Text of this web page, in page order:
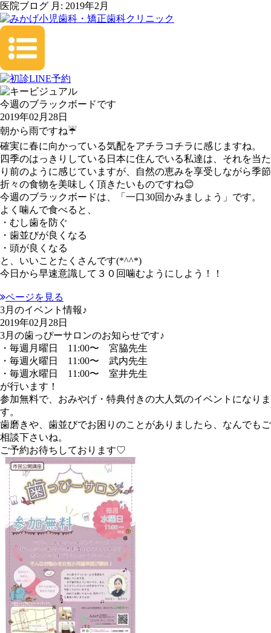
医院ブログ 月: 2019年2月
今週のブラックボードです
2019年02月28日
朝から雨ですね☔
確実に春に向かっている気配をアチラコチラに感じますね。
四季のはっきりしている日本に住んでいる私達は、それを当た
り前のように感じていますが、自然の恵みを享受しながら季節
折々の食物を美味しく頂きたいものですね😊
今週のブラックボードは、「一口30回かみましょう」です。
よく噛んで食べると、
・むし歯を防ぐ
・歯並びが良くなる
・頭が良くなる
と、いいことたくさんです(*^^*)
今日から早速意識して３０回噛むようにしよう！！
ページを見る
3月のイベント情報♪
2019年02月28日
3月の歯っぴーサロンのお知らせです♪
・毎週月曜日 11:00〜 宮脇先生
・毎週火曜日 11:00〜 武内先生
・毎週水曜日 11:00〜 室井先生
が行います！
参加無料で、おみやげ・特典付きの大人気のイベントになりま
す。
歯磨きや、歯並びでお困りのことがありましたら、なんでもご
相談下さいね。
ご予約お待ちしております♡